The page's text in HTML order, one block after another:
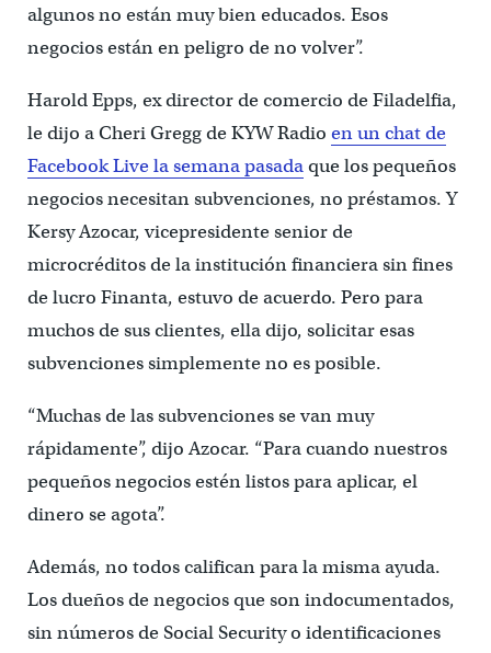
algunos no están muy bien educados. Esos
negocios están en peligro de no volver”.
Harold Epps, ex director de comercio de Filadelfia,
le dijo a Cheri Gregg de KYW Radio en un chat de
Facebook Live la semana pasadaque los pequeños
negocios necesitan subvenciones, no préstamos. Y
Kersy Azocar, vicepresidente senior de
microcréditos de la institución financiera sin fines
de lucro Finanta, estuvo de acuerdo. Pero para
muchos de sus clientes, ella dijo, solicitar esas
subvenciones simplemente no es posible.
“Muchas de las subvenciones se van muy
rápidamente”, dijo Azocar. “Para cuando nuestros
pequeños negocios estén listos para aplicar, el
dinero se agota”.
Además, no todos califican para la misma ayuda.
Los dueños de negocios que son indocumentados,
sin números de Social Security o identificaciones